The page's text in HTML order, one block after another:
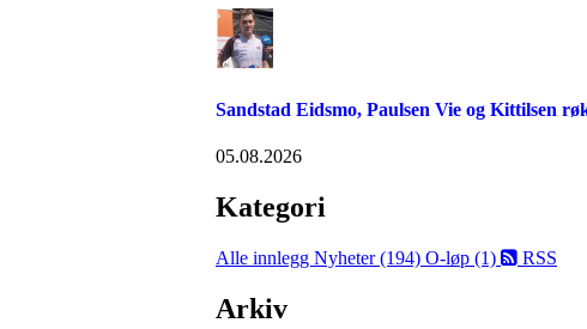
Sandstad Eidsmo, Paulsen Vie og Kittilsen
05.08.2026
Kategori
Alle innlegg Nyheter (194) O-løp (1) RSS
Arkiv